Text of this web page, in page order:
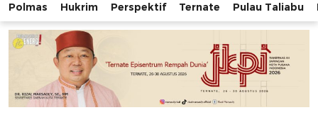
Okebaik.id
Baiknya Dibaca
Polmas Hukrim Perspektif Ternate Pulau Taliabu